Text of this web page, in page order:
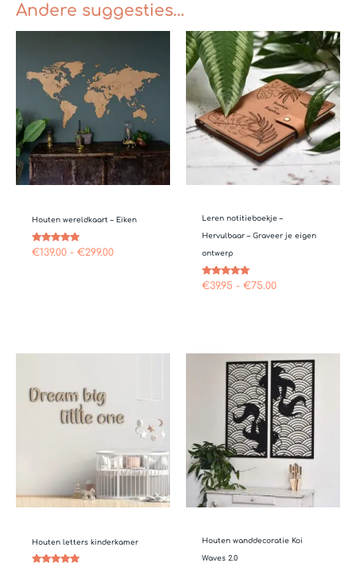
Andere suggesties…
Houten wereldkaart – Eiken
Gewaardeerd
€139.00 - €299.00
tot
€299.00
Leren notitieboekje –
Hervulbaar – Graveer je eigen
ontwerp
Gewaardeerd
€39.95 - €75.00
Prijsklasse:
€39.95
tot
€75.00
Houten letters kinderkamer
€210.00
Houten wanddecoratie Koi
Waves 2.0